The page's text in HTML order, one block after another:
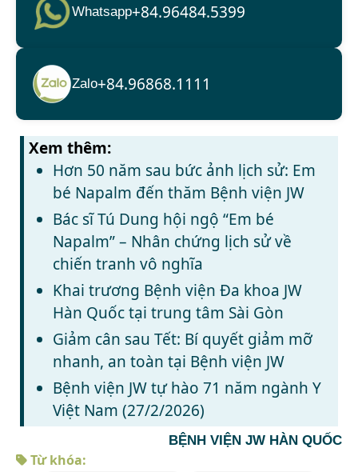
Whatsapp+84.96484.5399
Zalo+84.96868.1111
Xem thêm:
Hơn 50 năm sau bức ảnh lịch sử: Em
bé Napalm đến thăm Bệnh viện JW
Bác sĩ Tú Dung hội ngộ “Em bé
Napalm” – Nhân chứng lịch sử về
chiến tranh vô nghĩa
Khai trương Bệnh viện Đa khoa JW
Hàn Quốc tại trung tâm Sài Gòn
Giảm cân sau Tết: Bí quyết giảm mỡ
nhanh, an toàn tại Bệnh viện JW
Bệnh viện JW tự hào 71 năm ngành Y
Việt Nam (27/2/2026)
BỆNH VIỆN JW HÀN QUỐC
Từ khóa: